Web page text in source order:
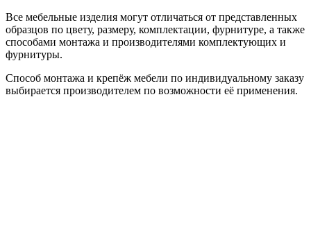
Все мебельные изделия могут отличаться от представленных
образцов по цвету, размеру, комплектации, фурнитуре, а также
способами монтажа и производителями комплектующих и
фурнитуры.
Способ монтажа и крепёж мебели по индивидуальному заказу
выбирается производителем по возможности её применения.